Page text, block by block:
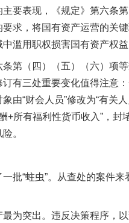
表现，《规定》第六条
求，将国有资产运营的关
滥用职权损害国有资产权益
（四）（五）（六）项
有三处重要变化值得注意
由“财会人员”修改为“有关
+所有福利性货币收入”，封
。
“蛀虫”。从查处的案件来
突出。违反决策程序，